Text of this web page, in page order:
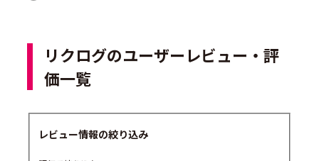
リクログのユーザーレビュー・評
価一覧
レビュー情報の絞り込み